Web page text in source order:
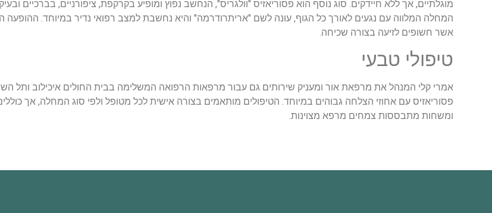
מוגלתיים, אך ללא חיידקים. סוג נוסף הוא פסוריאזיס "וולגריס", הנחשב נפוץ ומופיע בקרקפת, ציפורניים, בברכיים
המחלה המלווה עם נגעים לאורך כל הגוף, עונה לשם "אריתרודרמה" והיא נחשבת למצב רפואי נדיר במיוחד. ההופעה
אשר חשופים לזיעה בצורה שכיחה.
טיפולי טבעי
אמרי קלי המנהל את מרפאת אור ומעניק שירותים גם עבור מרפאות הרפואה המשלימה בבית החולים איכילוב ותל
פסוריאזיס עם אחוזי הצלחה גבוהים במיוחד. הטיפולים מותאמים בצורה אישית לכל מטופל ולפי סוג המחלה, אך
ומשחות מתבססות צמחים מרפא מצוינות.